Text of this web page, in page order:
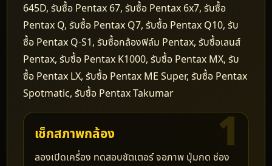
645D, รับซื้อ Pentax 67, รับซื้อ Pentax 6x7, รับซื้อ
Pentax Q, รับซื้อ Pentax Q7, รับซื้อ Pentax Q10, รับ
ซื้อ Pentax Q-S1, รับซื้อกล้องฟิล์ม Pentax, รับซื้อเลนส์
Pentax, รับซื้อ Pentax K1000, รับซื้อ Pentax MX, รับ
ซื้อ Pentax LX, รับซื้อ Pentax ME Super, รับซื้อ Pentax
Spotmatic, รับซื้อ Pentax Takumar
เช็กสภาพกล้อง
ลองเปิดเครื่อง ทดสอบชัตเตอร์ จอภาพ ปุ่มกด ช่อง